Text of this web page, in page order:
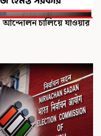
চালিয়ে যাওয়ার